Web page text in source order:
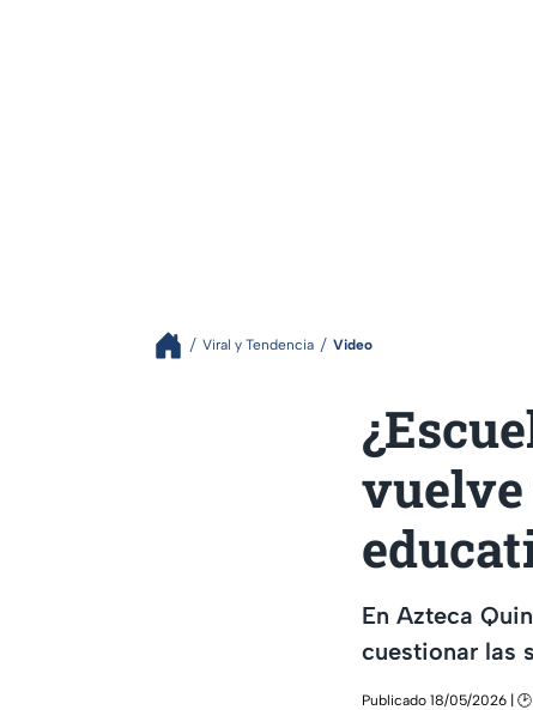
Viral y Tendencia Video
En Azteca
cuestionar las
Publicado 18/05/2026 | 🕑